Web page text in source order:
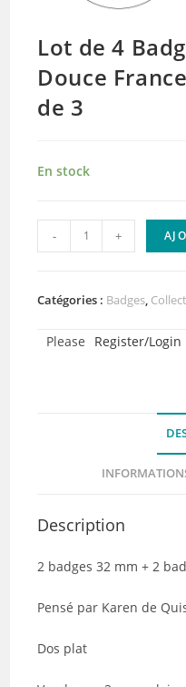
Lot de 4
Douce
de 3
En stock
quantité
de
de
Badges
Lot
3
- +
Catégories : Badges
Please Register/Login
Description
2 badges 32 mm + 2
Pensé par Karen de
Dos plat